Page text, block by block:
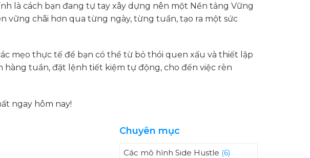
là cách bạn đang tự tay xây dựng nên một Nền tảng Vững
vững chãi hơn qua từng ngày, từng tuần, tạo ra một sức
mẹo thực tế để bạn có thể từ bỏ thói quen xấu và thiết lập
tuần, đặt lệnh tiết kiệm tự động, cho đến việc rèn
ngay hôm nay!
Chuyên mục
Các mô hình Side Hustle (6)